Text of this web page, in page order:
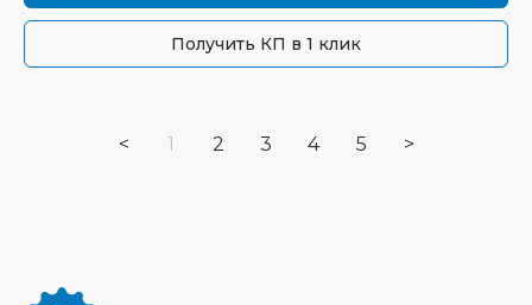
Получить КП в 1 клик
< 1 2 3 4 5 >